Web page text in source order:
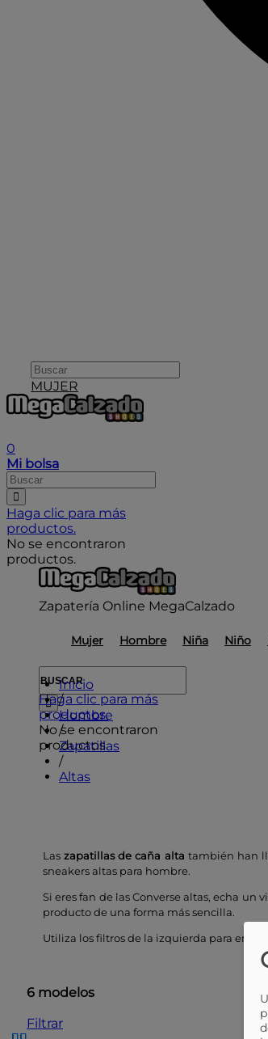
MUJER
0
Mi bolsa
Haga clic para más
productos.
No se encontraron
productos.
Zapatería Online MegaCalzado
Mujer Hombre Niña Niño
Haga clic para más
productos.
No se encontraron
productos.
Inicio
/
Hombre
/
Zapatillas
/
Altas
Las zapatillas de caña alta también han
sneakers altas para hombre.
Si eres fan de las Converse altas, echa un
producto de una forma más sencilla.
Utiliza los filtros de la izquierda para
6 modelos
Filtrar